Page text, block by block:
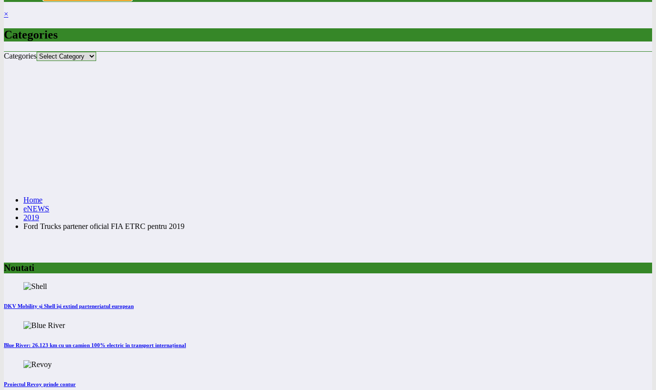
×
Categories
Categories
Home
eNEWS
2019
Ford Trucks partener oficial FIA ETRC pentru 2019
Noutati
DKV Mobility și Shell își extind parteneriatul european
Blue River: 26.123 km cu un camion 100% electric în transport internațional
Proiectul Revoy prinde contur